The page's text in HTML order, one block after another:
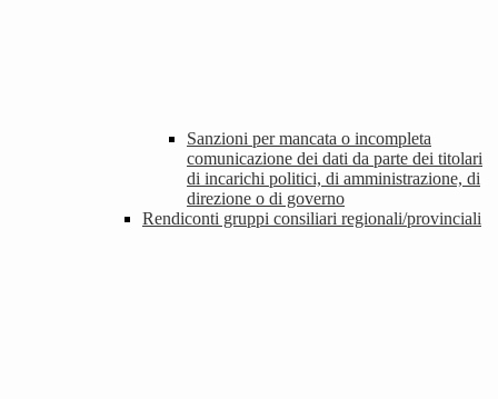
Sanzioni per mancata o incompleta
comunicazione dei dati da parte dei titolari
di incarichi politici, di amministrazione, di
direzione o di governo
Rendiconti gruppi consiliari regionali/provinciali